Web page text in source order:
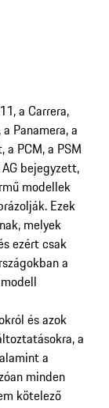
a Carrera,
Panamera, a
a PCM, a PSM
bejegyzett,
modellek
Ezek
melyek
ezért csak
a
és azok
a
a
minden
kötelező